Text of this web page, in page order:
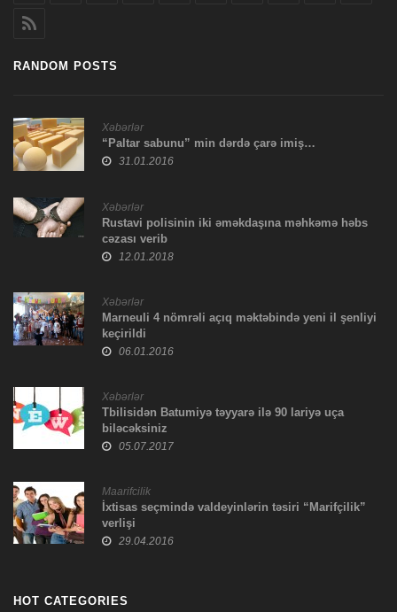
RANDOM POSTS
Xəbərlər
“Paltar sabunu” min dərdə çarə imiş…
31.01.2016
Xəbərlər
Rustavi polisinin iki əməkdaşına məhkəmə həbs
cəzası verib
12.01.2018
Xəbərlər
Marneuli 4 nömrəli açıq məktəbində yeni il şenliyi
keçirildi
06.01.2016
Xəbərlər
Tbilisidən Batumiyə təyyarə ilə 90 lariyə uça
biləcəksiniz
05.07.2017
Maarifcilik
İxtisas seçmində valdeyinlərin təsiri “Marifçilik”
verlişi
29.04.2016
HOT CATEGORIES